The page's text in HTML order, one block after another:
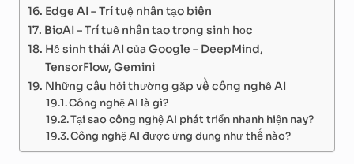
Edge AI – Trí tuệ nhân tạo biên
BioAI – Trí tuệ nhân tạo trong sinh học
Hệ sinh thái AI của Google – DeepMind,
TensorFlow, Gemini
Những câu hỏi thường gặp về công nghệ AI
Công nghệ AI là gì?
Tại sao công nghệ AI phát triển nhanh hiện nay?
Công nghệ AI được ứng dụng như thế nào?